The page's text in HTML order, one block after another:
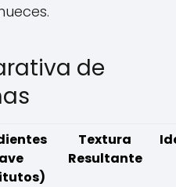
de
Textura
Resultante